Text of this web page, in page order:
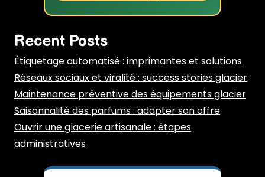
Recent Posts
Étiquetage automatisé : imprimantes et solutions
Réseaux sociaux et viralité : success stories glacier
Maintenance préventive des équipements glacier
Saisonnalité des parfums : adapter son offre
Ouvrir une glacerie artisanale : étapes
administratives